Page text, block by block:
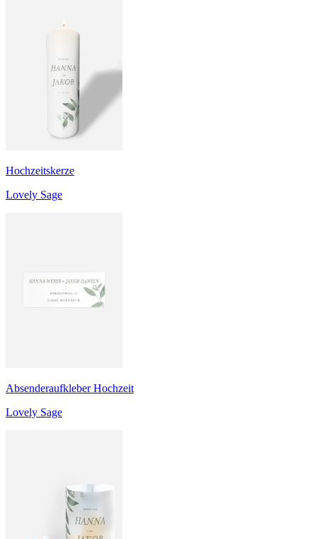
Hochzeitskerze
Lovely Sage
Absenderaufkleber Hochzeit
Lovely Sage